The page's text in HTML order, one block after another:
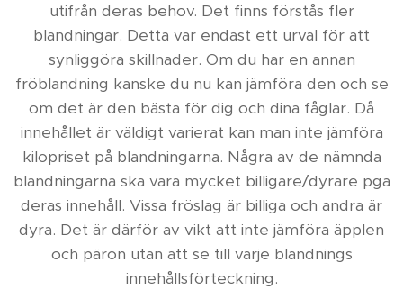
utifrån deras behov. Det finns förstås fler
blandningar. Detta var endast ett urval för att
synliggöra skillnader. Om du har en annan
fröblandning kanske du nu kan jämföra den och se
om det är den bästa för dig och dina fåglar. Då
innehållet är väldigt varierat kan man inte jämföra
kilopriset på blandningarna. Några av de nämnda
blandningarna ska vara mycket billigare/dyrare pga
deras innehåll. Vissa fröslag är billiga och andra är
dyra. Det är därför av vikt att inte jämföra äpplen
och päron utan att se till varje blandnings
innehållsförteckning.